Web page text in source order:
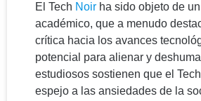
El Tech Noir ha sido objeto de
académico, que a menudo
crítica hacia los avances
potencial para alienar y
estudiosos sostienen que el Tech
espejo a las ansiedades de la